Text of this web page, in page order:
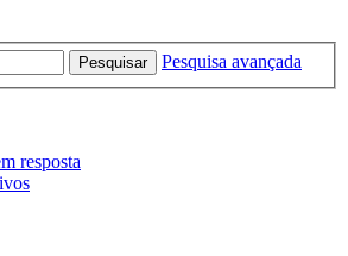
Pesquisar Pesquisa avançada
resposta